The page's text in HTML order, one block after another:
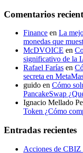
Comentarios
Finance en La
monedas que
McDVOICE en
significativo de la
Rafael Farías en
secreta en
guido en Cómo
PancakeSwap
Ignacio Mellado
Token ¿Cómo
Entradas recientes
Acciones de CBIZ